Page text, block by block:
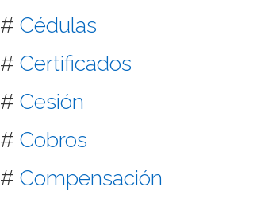
#Cédulas
#Certificados
#Cesión
#Cobros
#Compensación